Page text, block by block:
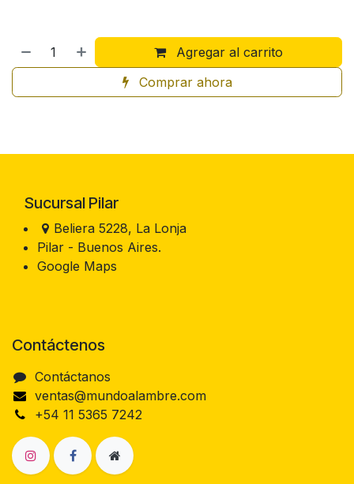
Agregar al carrito
Comprar ahora
Sucursal Pilar
Beliera 5228, La Lonja
Pilar - Buenos Aires.
Google Maps
Contáctenos
Contáctanos
ventas@mundoalambre.com
+54 11 5365 7242